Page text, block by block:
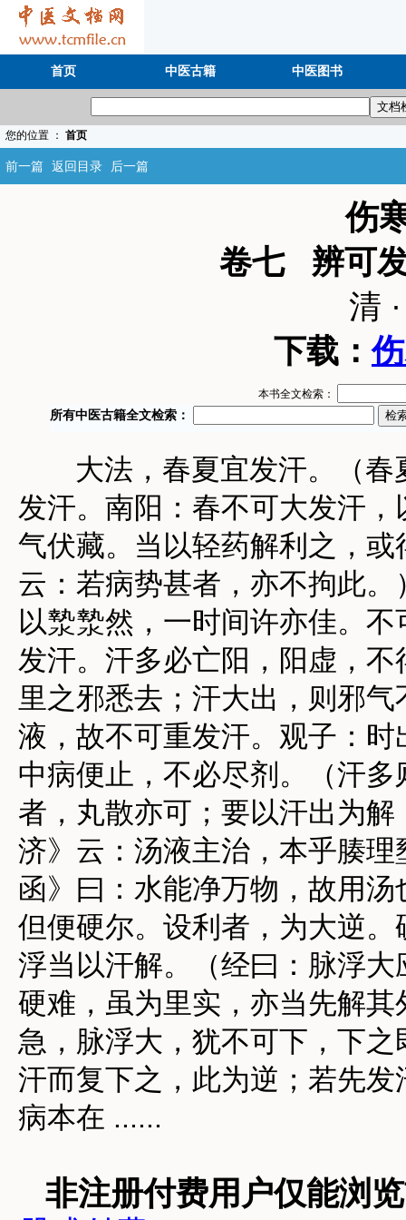
首页 中医古籍 中医图书
您的位置 ： 首页
前一篇 返回目录 后一篇
伤
卷七 辨可
清
下载：
本书全文检索：
大法，春夏宜发汗。（春
发汗。南阳：春不可大发汗
气伏藏。当以轻药解利之，
云：若病势甚者，亦不拘此
以漐漐然，一时间许亦佳。
发汗。汗多必亡阳，阳虚，
里之邪悉去；汗大出，则邪
液，故不可重发汗。观子：
中病便止，不必尽剂。（汗
者，丸散亦可；要以汗出为
济》云：汤液主治，本乎腠
函》曰：水能净万物，故用
但便硬尔。设利者，为大逆
浮当以汗解。（经曰：脉浮
硬难，虽为里实，亦当先解
急，脉浮大，犹不可下，下
汗而复下之，此为逆；若先
病本在 ......
非注册付费用户仅能浏